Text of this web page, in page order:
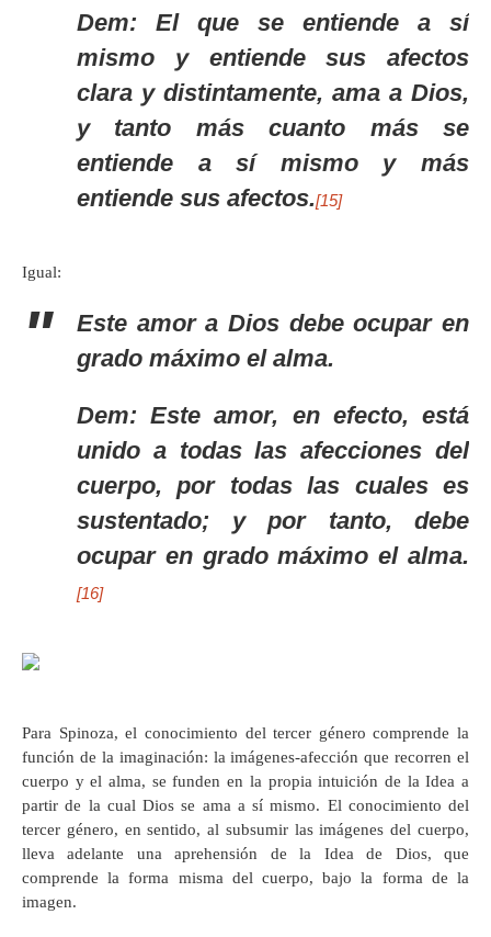
Dem: El que se entiende a sí
mismo y entiende sus afectos
clara y distintamente, ama a Dios,
y tanto más cuanto más se
entiende a sí mismo y más
entiende sus afectos.[15]
Igual:
Este amor a Dios debe ocupar en
grado máximo el alma.
Dem: Este amor, en efecto, está
unido a todas las afecciones del
cuerpo, por todas las cuales es
sustentado; y por tanto, debe
ocupar en grado máximo el alma.
[16]
Para Spinoza, el conocimiento del tercer género comprende la
función de la imaginación: la imágenes-afección que recorren el
cuerpo y el alma, se funden en la propia intuición de la Idea a
partir de la cual Dios se ama a sí mismo. El conocimiento del
tercer género, en sentido, al subsumir las imágenes del cuerpo,
lleva adelante una aprehensión de la Idea de Dios, que
comprende la forma misma del cuerpo, bajo la forma de la
imagen.